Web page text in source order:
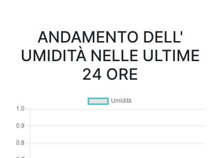
ANDAMENTO DELL'
UMIDITÀ NELLE ULTIME
24 ORE